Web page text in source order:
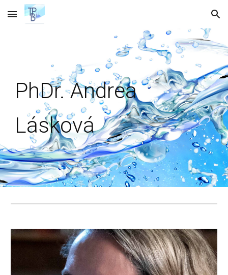
Skip to main content Skip to navigation
PhDr. Andrea
Lásková